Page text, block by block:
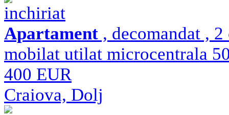
inchiriat
Apartament , decomandat ,
mobilat utilat microcentrala
400 EUR
Craiova, Dolj